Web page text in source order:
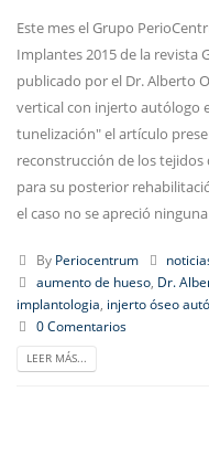
Este mes el Grupo
Implantes 2015 de la revista
publicado por el Dr. Alberto
vertical con injerto autólogo
tunelización" el artículo
reconstrucción de los
para su posterior
el caso no se apreció
By Periocentrum
aumento de hueso, Dr.
implantologia injerto óseo
0 Comentarios
LEER MÁS...